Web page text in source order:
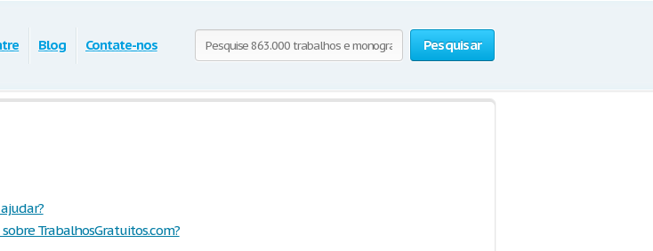
Pesquisar
Blog Contate-nos
TrabalhosGratuitos.com?